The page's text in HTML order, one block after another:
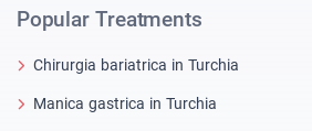
Popular Treatments
Chirurgia bariatrica in Turchia
Manica gastrica in Turchia